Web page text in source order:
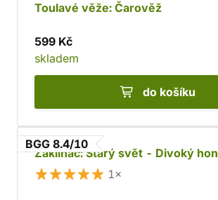
Toulavé věže: Čarověž
599 Kč
skladem
do košíku
BGG 8.4/10
Zaklínač: Starý svět - Divoký hon
1×